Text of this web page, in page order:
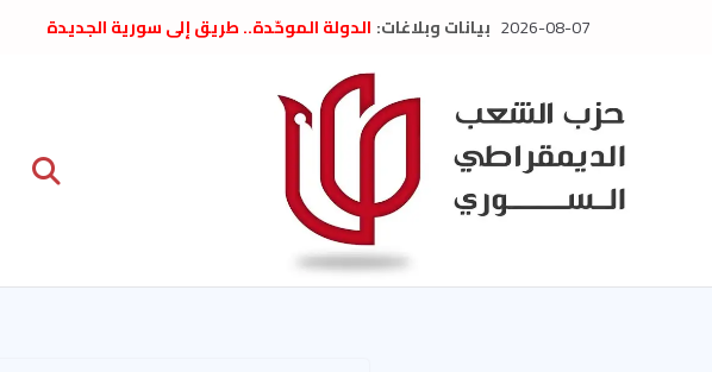
2026-08-07 بيانات وبلاغات: الدولة الموحّدة.. طريق إلى سورية الجديدة
تعزية بوفاة المناضل حسن عبدالعظيم الأمين
العام السابق لحزب الاتحاد الاشتراكي العربي
الديمقراطي
بلاغ صادر عن اجتماع اللجنة المركزية نيسان
الحرب الأمريكية الإسرائيلية على نظام الملالي
في إيران .. بيان من حزب الشعب الديمقراطي
السوري